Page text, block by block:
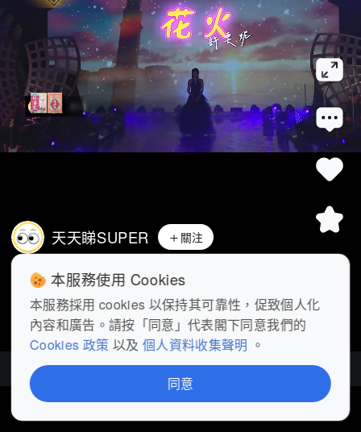
天天睇SUPER 關注
中年好聲音4｜許雲妮沒信心唱好《花火》
添Sir讚表現出細膩一面 #娛樂綜...
查看更多
中年好聲音4| 128部影片
本服務使用 Cookies
本服務採用 cookies 以保持其可靠性，促致個人化
內容和廣告。請按「同意」代表閣下同意我們的
Cookies 政策 以及 個人資料收集聲明 。
同意